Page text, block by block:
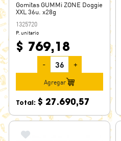
Gomitas GUMMi ZONE Doggie
XXL 36u. x28g
1325720
P. unitario
$ 769,18
- +
Agregar
Total: $ 27.690,57